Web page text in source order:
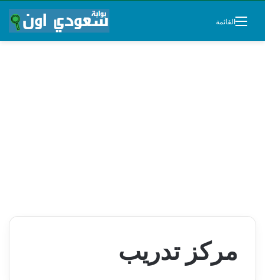
القائمة
مركز تدريب